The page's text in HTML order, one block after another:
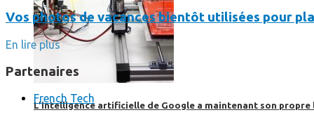
L’intelligence artificielle de Google a maintenant son propre
Vos photos de vacances bientôt utilisées pour
En lire plus
Partenaires
French Tech